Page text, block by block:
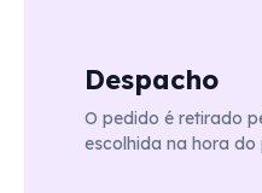
Despacho
O pedido é retirado
escolhida na hora do